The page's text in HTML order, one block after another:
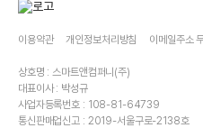
이용약관 개인정보처리방침 이메일주소
상호명 : 스마트앤컴퍼니(주)
대표이사 : 박성규
사업자등록번호 : 108-81-64739
통신판매업신고 : 2019-서울구로-2138호